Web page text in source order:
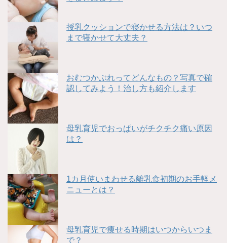
授乳クッションで寝かせる方法は？いつ
まで寝かせて大丈夫？
おむつかぶれってどんなもの？写真で確
認してみよう！治し方も紹介します
母乳育児でおっぱいがチクチク痛い原因
は？
1カ月使いまわせる離乳食初期のお手軽メ
ニューとは？
母乳育児で痩せる時期はいつからいつま
で？